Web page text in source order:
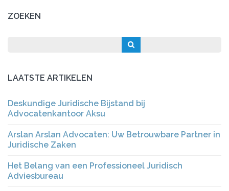
ZOEKEN
LAATSTE ARTIKELEN
Deskundige Juridische Bijstand bij
Advocatenkantoor Aksu
Arslan Arslan Advocaten: Uw Betrouwbare Partner in
Juridische Zaken
Het Belang van een Professioneel Juridisch
Adviesbureau